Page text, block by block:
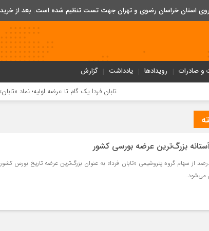
استان خراسان رضوی و تهران جهت تست تنظیم شده است. بعد از
و صادرات رویدادها یادداشت گزارش
تابان فردا یک گام تا عرضه اولیه؛ نماد «تابان» در بورس
آستانه بزرگ‌ترین عرضه بورسی کشور
عرضه ۵ درصد از سهام گروه پتروشیمی «تابان فردا» به عنوان بزرگ‌ترین عرضه تاریخ بورس
می‌شود.